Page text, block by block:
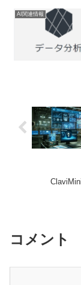
AI関連情報
コメント